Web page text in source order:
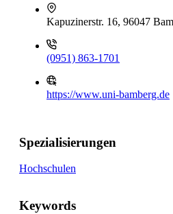
Kapuzinerstr. 16, 96047
(0951) 863-1701
https://www.uni-bamberg.de
Spezialisierungen
Hochschulen
Keywords